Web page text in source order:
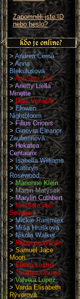
Zapomněli jste ID
nebo heslo?
>Andrea Černá
>Anna
Blekulusová
>AnnSam Tail
>Arietty Liella
Minette
>Dors Venabili
> Elowen
Nightbloom
>Filius Orionis
>Ginevra Eleanor
Zauberinová
>Hekatea
Centaurix
> Isabella Williams
>Kathryn
Rosewood
>Marionne Klein
> Martin Matýsek
>Marylin Cuthbert
>Messera von
Solingen
>Mickie Rammlex
>Míša Hrušková
>Nikola Walker
> Rebecca Werde
> Samuel Jace
Moon
>Sheila Lostris
> Tarabas Orionis
>Valvika Lopez
>Varda Elisabeth
Rývorová